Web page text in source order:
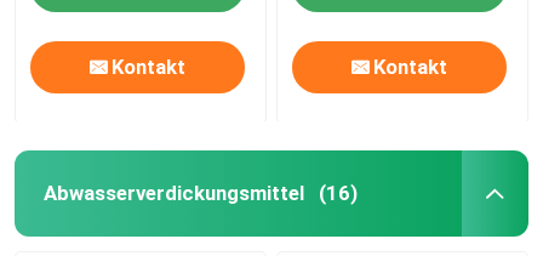
Kontakt Kontakt
Abwasserverdickungsmittel (16)